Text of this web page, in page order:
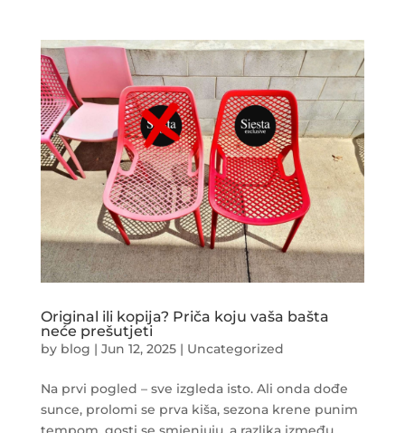
Original ili kopija? Priča koju vaša bašta
neće prešutjeti
by blog | Jun 12, 2025| Uncategorized
Na prvi pogled – sve izgleda isto. Ali onda dođe
sunce, prolomi se prva kiša, sezona krene punim